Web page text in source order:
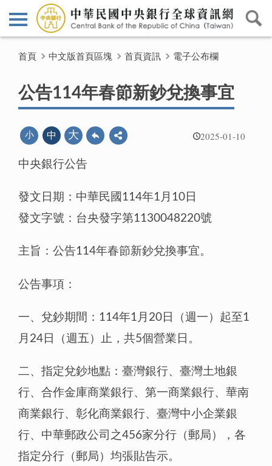
首頁 中文版首頁區塊 首頁資訊 電子公布欄
公告114年春節新鈔兌換事宜
2025-01-10
小 中 大
中央銀行公告
發文日期：中華民國114年1月10日
發文字號：台央發字第1130048220號
主旨：公告114年春節新鈔兌換事宜。
公告事項：
一、兌鈔期間：114年1月20日（週一）起至1
月24日（週五）止，共5個營業日。
二、指定兌鈔地點：臺灣銀行、臺灣土地銀
行、合作金庫商業銀行、第一商業銀行、華南
商業銀行、彰化商業銀行、臺灣中小企業銀
行、中華郵政公司之456家分行（郵局），各
指定分行（郵局）均張貼告示。